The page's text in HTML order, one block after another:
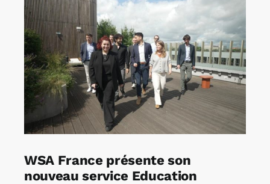
WSA France présente son
nouveau service Education